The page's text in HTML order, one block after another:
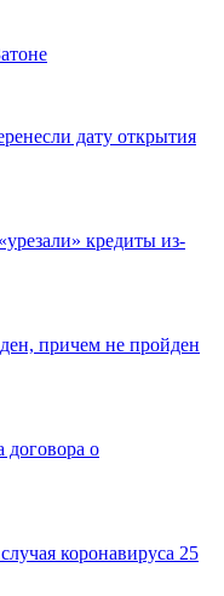
дату открытия
кредиты из-
причем не пройден
договора о
коронавируса 25